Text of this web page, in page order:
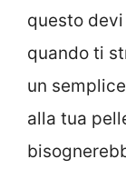
questo
quando ti
un
alla tua